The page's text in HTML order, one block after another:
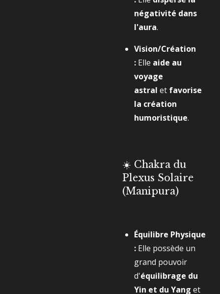
négativité dans
l'aura.
Vision/Création
: Elle aide au
voyage
astral et favorise
la création
humoristique.
☀️ Chakra du
Plexus Solaire
(Manipura)
Équilibre Physique
: Elle possède un
grand pouvoir
d'équilibrage du
Yin et du Yang et